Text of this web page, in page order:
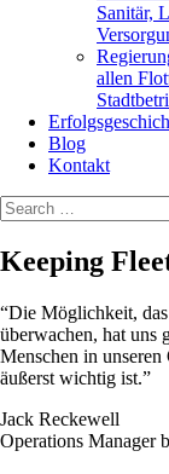
Sanitär,
allen
Blog
Kontakt
Keeping
“Die Möglichkeit, das
überwachen, hat uns
Menschen in
äußerst wichtig ist.”
Jack Reckewell
Operations Manager